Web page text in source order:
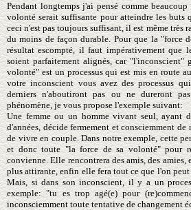
Pendant longtemps j'ai pensé comme
volonté serait suffisante pour atteindre les buts
ceci n'est pas toujours suffisant, il est même très
du moins de façon durable. Pour que la "force
résultat escompté, il faut impérativement que
soient parfaitement alignés, car "l'inconscient"
volonté" est un processus qui est mis en route
votre inconscient vous avez des processus
derniers n'aboutiront pas ou ne dureront
phénomène, je vous propose l'exemple suivant:
Une femme ou un homme vivant seul, ayant
d'années, décide fermement et consciemment
de vivre en couple. Dans notre exemple, cette
et donc toute "la force de sa volonté" pour
convienne. Elle rencontrera des amis, des
plus attirante, enfin elle fera tout ce que l'on
Mais, si dans son inconscient, il y a un
exemple: "tu es trop agé(e) pour
inconsciemment toute tentative de changement